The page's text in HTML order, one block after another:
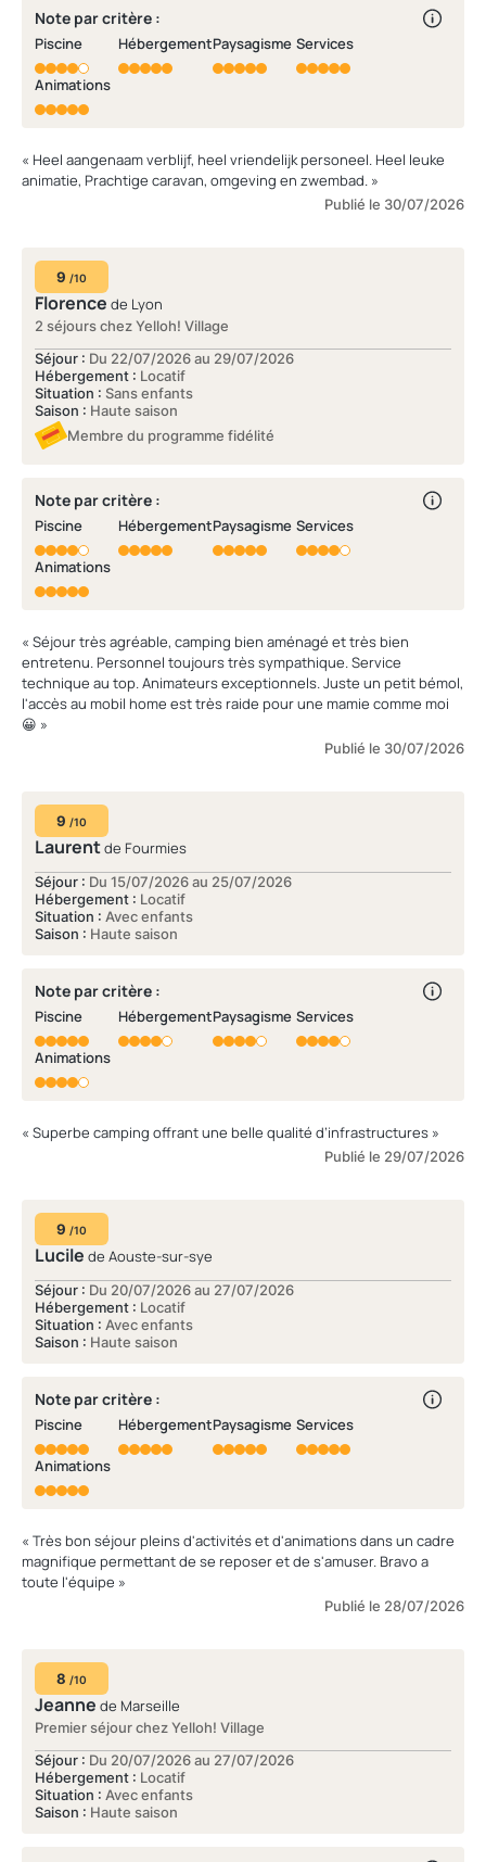
Note par critère :
Piscine Hébergement Paysagisme Services
Animations
« Heel aangenaam verblijf, heel vriendelijk personeel. Heel leuke
animatie, Prachtige caravan, omgeving en zwembad. »
Publié le 30/07/2026
9 /10
Florence de Lyon
2 séjours chez Yelloh! Village
Séjour : Du 22/07/2026 au 29/07/2026
Hébergement : Locatif
Situation : Sans enfants
Saison : Haute saison
Membre du programme fidélité
Note par critère :
Piscine Hébergement Paysagisme Services
Animations
« Séjour très agréable, camping bien aménagé et très bien
entretenu. Personnel toujours très sympathique. Service
technique au top. Animateurs exceptionnels. Juste un petit bémol,
l'accès au mobil home est très raide pour une mamie comme moi
😀 »
Publié le 30/07/2026
9 /10
Laurentde Fourmies
Séjour : Du 15/07/2026 au 25/07/2026
Hébergement : Locatif
Situation : Avec enfants
Saison : Haute saison
Note par critère :
Piscine Hébergement Paysagisme Services
Animations
« Superbe camping offrant une belle qualité d’infrastructures »
Publié le 29/07/2026
9 /10
Lucile de Aouste-sur-sye
Séjour : Du 20/07/2026 au 27/07/2026
Hébergement : Locatif
Situation : Avec enfants
Saison : Haute saison
Note par critère :
Piscine Hébergement Paysagisme Services
Animations
« Très bon séjour pleins d'activités et d'animations dans un cadre
magnifique permettant de se reposer et de s'amuser. Bravo a
toute l'équipe »
Publié le 28/07/2026
8 /10
Jeanne de Marseille
Premier séjour chez Yelloh! Village
Séjour : Du 20/07/2026 au 27/07/2026
Hébergement : Locatif
Situation : Avec enfants
Saison : Haute saison